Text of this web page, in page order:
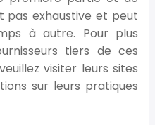
pas exhaustive et peut
à autre. Pour plus
tiers de ces
visiter leurs sites
sur leurs pratiques